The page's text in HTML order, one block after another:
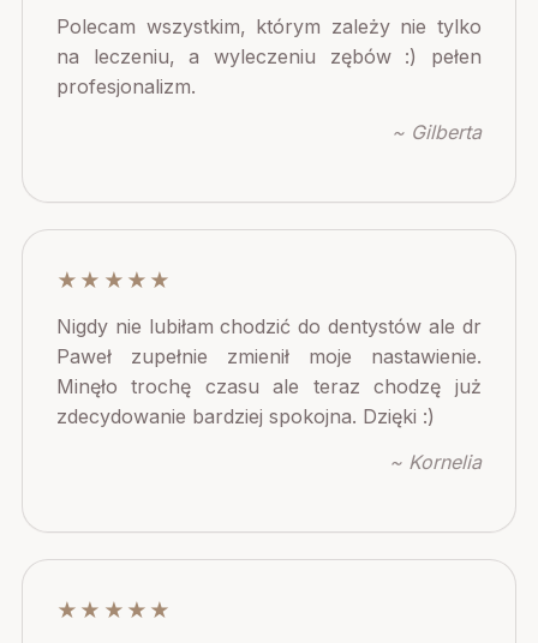
Polecam wszystkim, którym zależy nie tylko
na leczeniu, a wyleczeniu zębów :) pełen
profesjonalizm.
~ Gilberta
★★★★★
Nigdy nie lubiłam chodzić do dentystów ale dr
Paweł zupełnie zmienił moje nastawienie.
Minęło trochę czasu ale teraz chodzę już
zdecydowanie bardziej spokojna. Dzięki :)
~ Kornelia
★★★★★